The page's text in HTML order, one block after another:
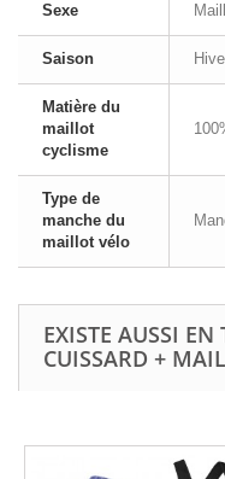
Sexe
Saison
Matière du
maillot
cyclisme
Type de
manche du
maillot vélo
EXISTE AUSSI EN
CUISSARD +